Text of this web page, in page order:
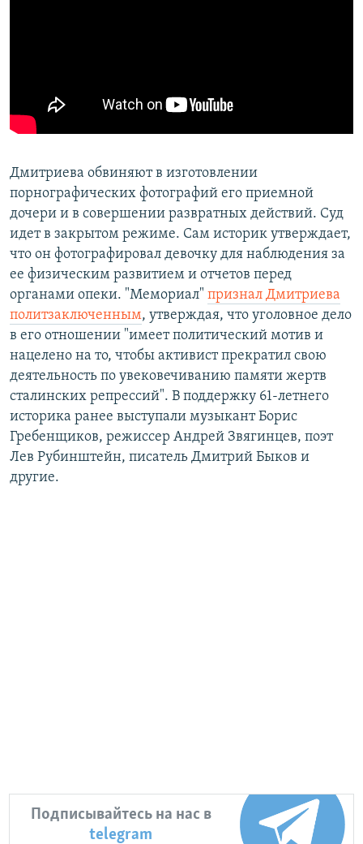
Дмитриева обвиняют в изготовлении
порнографических фотографий его приемной
дочери и в совершении развратных действий. Суд
идет в закрытом режиме. Сам историк утверждает,
что он фотографировал девочку для наблюдения за
ее физическим развитием и отчетов перед
органами опеки. "Мемориал" признал Дмитриева
политзаключенным, утверждая, что уголовное дело
в его отношении "имеет политический мотив и
нацелено на то, чтобы активист прекратил свою
деятельность по увековечиванию памяти жертв
сталинских репрессий". В поддержку 61-летнего
историка ранее выступали музыкант Борис
Гребенщиков, режиссер Андрей Звягинцев, поэт
Лев Рубинштейн, писатель Дмитрий Быков и
другие.
Подписывайтесь на нас в
telegram